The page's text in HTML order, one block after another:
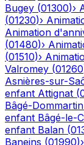
Bugey (01300)›
(01230)›
Animation
(01480)›
(01510)›
Valromey (01260
Asnières-sur-
enfant Attignat (
Bâgé-Dommartin
enfant Bâgé-le-
enfant Balan (
Baneins (01990)›